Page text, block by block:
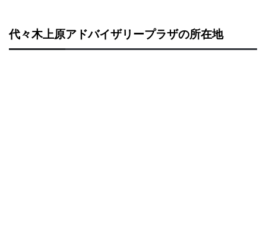
代々木上原アドバイザリープラザの所在地